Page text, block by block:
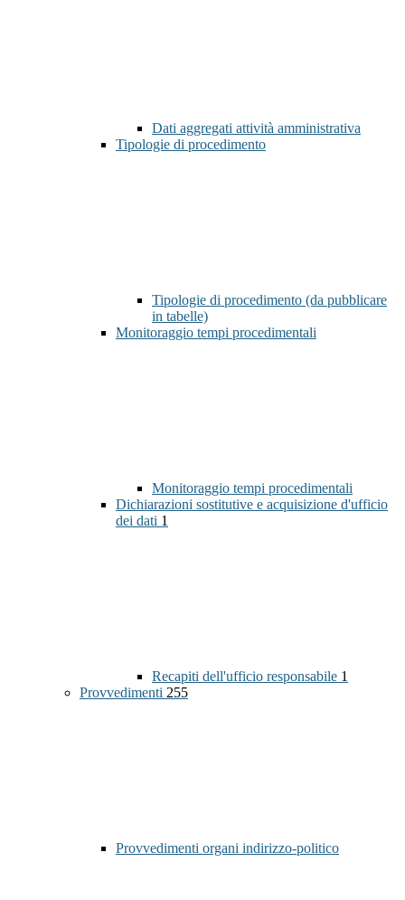
Dati aggregati attività amministrativa
Tipologie di procedimento
Tipologie di procedimento (da pubblicare
in tabelle)
Monitoraggio tempi procedimentali
Monitoraggio tempi procedimentali
Dichiarazioni sostitutive e acquisizione d'ufficio
dei dati 1
Recapiti dell'ufficio responsabile 1
Provvedimenti 255
Provvedimenti organi indirizzo-politico